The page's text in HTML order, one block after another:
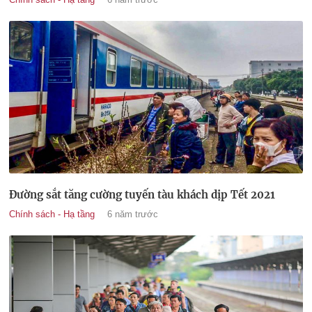
Đường sắt tăng cường tuyến tàu khách dịp Tết 2021
Chính sách - Hạ tầng 6 năm trước